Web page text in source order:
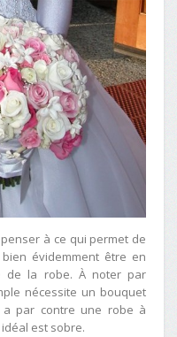
à ce qui permet de
évidemment être en
de la robe. À noter par
nécessite un bouquet
par contre une robe à
est sobre.